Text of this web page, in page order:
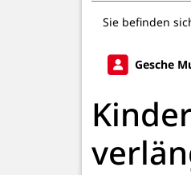
Sie befinden
Gesche